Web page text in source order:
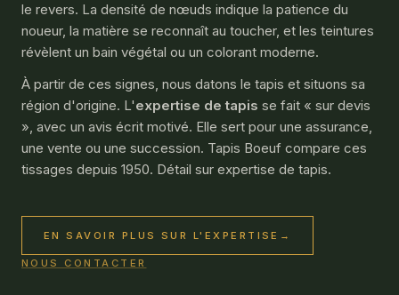
le revers. La densité de nœuds indique la patience du
noueur, la matière se reconnaît au toucher, et les teintures
révèlent un bain végétal ou un colorant moderne.
À partir de ces signes, nous datons le tapis et situons sa
région d'origine. L'expertise de tapis se fait « sur devis
», avec un avis écrit motivé. Elle sert pour une assurance,
une vente ou une succession. Tapis Boeuf compare ces
tissages depuis 1950. Détail sur expertise de tapis.
EN SAVOIR PLUS SUR L'EXPERTISE →
NOUS CONTACTER